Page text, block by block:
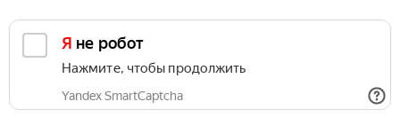
Я не робот
Нажмите, чтобы продолжить
Yandex SmartCaptcha